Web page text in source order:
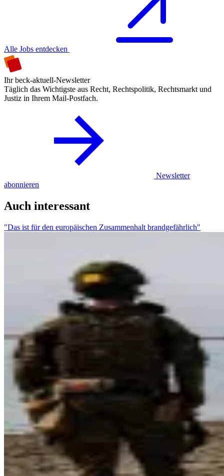
Alle Jobs entdecken
Ihr beck-aktuell-Newsletter
Täglich das Wichtigste aus Recht, Rechtspolitik, Rechtsmarkt und
Justiz in Ihrem Mail-Postfach.
Newsletter
abonnieren
Auch interessant
"Das ist für den europäischen Zusammenhalt brandgefährlich"